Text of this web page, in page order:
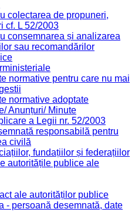
colectarea de propuneri,
cf. L 52/2003
consemnarea și analizarea
sau recomandărilor
normative pentru care nu mai
normative adoptate
Anunțuri/ Minute
a Legii nr. 52/2003
responsabilă pentru
civilă
fundațiilor și federațiilor
autoritățile publice ale
ale autorităților publice
- persoană desemnată, date